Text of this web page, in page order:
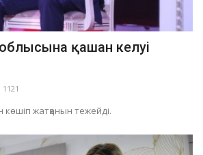
қашан келуі
1121
көшіп жатқанын тежейді.